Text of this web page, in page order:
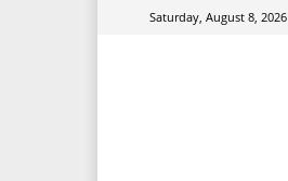
Saturday, August 8, 2026